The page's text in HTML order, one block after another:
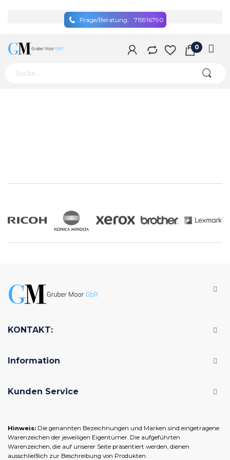
Frage/Beratung: 715916790
KONTAKT:
Information
Kunden Service
Hinweis: Die genannten Bezeichnungen und Marken sind eingetragene
Warenzeichen der jeweiligen Eigentümer. Die aufgeführten
Warenzeichen, die auf unserer Seite präsentiert werden, dienen
ausschließlich zur Beschreibung von Produkten.